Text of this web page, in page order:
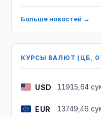
Больше новостей →
КУРСЫ ВАЛЮТ (ЦБ,
USD 11915,64
EUR 13749,46